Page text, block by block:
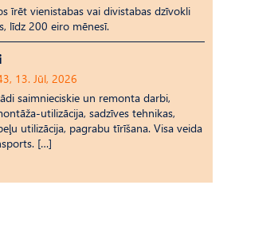
īrēt vienistabas vai divistabas dzīvokli
līdz 200 eiro mēnesī.
13. Jūl, 2026
saimnieciskie un remonta darbi,
utilizācija, sadzīves tehnikas,
utilizācija, pagrabu tīrīšana. Visa veida
[…]